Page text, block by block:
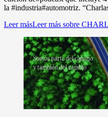
la #industria#automotriz.
Leer másLeer más sobre